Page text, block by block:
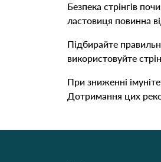
Безпека стрінгів
ластовиця повинна
Підбирайте
використовуйте
При зниженні
Дотримання цих